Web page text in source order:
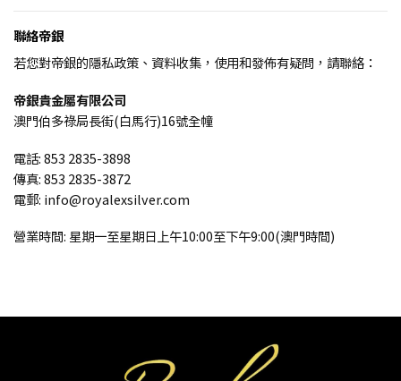
聯絡帝銀
若您對帝銀的隱私政策、資料收集，使用和發佈有疑問，請聯絡：
帝銀貴金屬有限公司
澳門伯多祿局長街(白馬行)16號全幢
電話: 853 2835-3898
傳真: 853 2835-3872
電郵: info@royalexsilver.com
營業時間: 星期一至星期日上午10:00至下午9:00(澳門時間)